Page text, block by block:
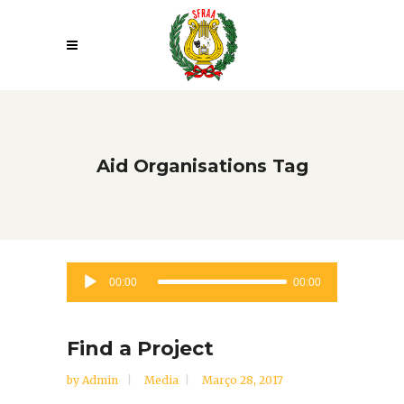
Aid Organisations Tag
Reprodutor
00:00 00:00
Find a Project
by Admin Media Março 28, 2017